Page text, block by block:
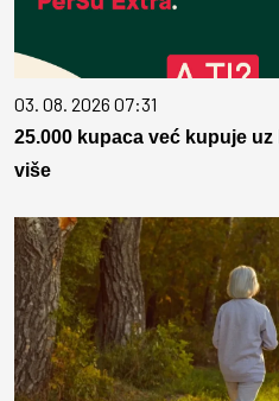
03. 08. 2026 07:31
25.000 kupaca već kupuje
više